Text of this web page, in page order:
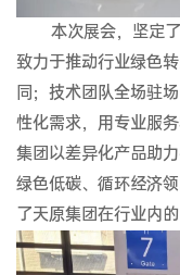
本次展会，坚定
致力于推动行业绿色
同；技术团队全场驻
性化需求，用专业服
集团以差异化产品助
绿色低碳、循环经济
了天原集团在行业内